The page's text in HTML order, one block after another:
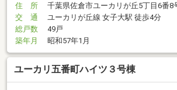
住 所
千葉県佐倉市ユーカリが丘5丁目6番8
交 通
ユーカリが丘線 女子大駅 徒歩4分
総戸数
49戸
築年月
昭和57年1月
ユーカリ五番町ハイツ３号棟